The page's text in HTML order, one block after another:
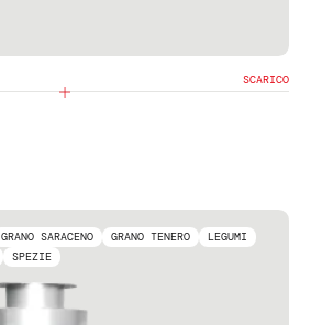
SCARICO
GRANO SARACENO GRANO TENERO
LEGUMI
SPEZIE